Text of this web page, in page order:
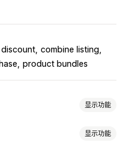
discount combine listing
product bundles
显示功能
显示功能